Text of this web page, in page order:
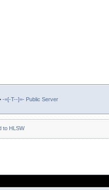
-=[-T--]=- Public Server